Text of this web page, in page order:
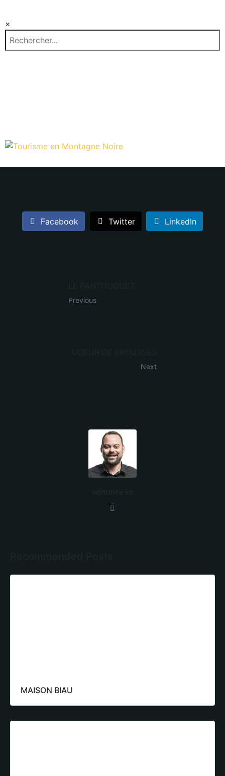
×
Facebook Twitter LinkedIn
Previous
Next
MAISON BIAU